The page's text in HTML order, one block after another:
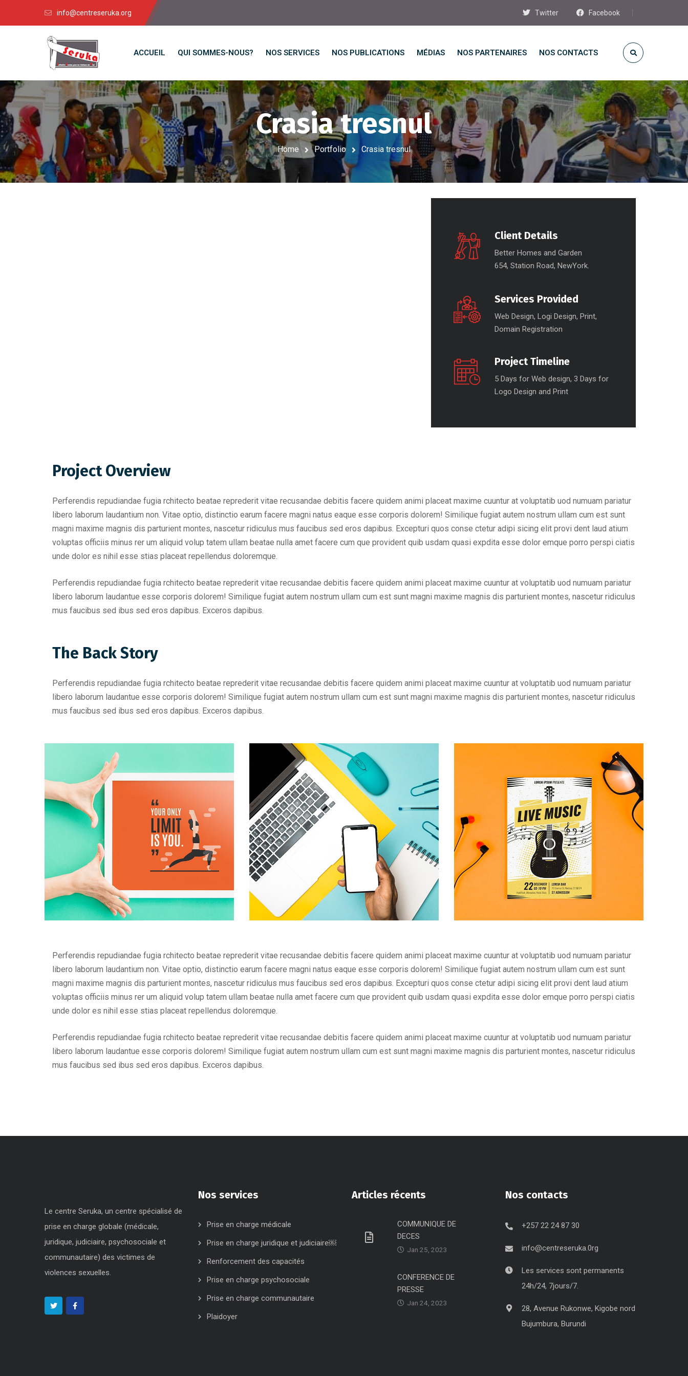
info@centreseruka.org Twitter Facebook
ACCUEIL QUI SOMMES-NOUS? NOS SERVICES NOS PUBLICATIONS MÉDIAS NOS PARTENAIRES NOS CONTACTS
Crasia tresnul
Home Portfolio Crasia tresnul
Client Details
Better Homes and Garden
654, Station Road, NewYork.
Services Provided
Web Design, Logi Design, Print,
Domain Registration
Project Timeline
5 Days for Web design, 3 Days for
Logo Design and Print
Project Overview
Perferendis repudiandae fugia rchitecto beatae reprederit vitae recusandae debitis facere quidem animi placeat maxime cuuntur at voluptatib uod numuam pariatur
libero laborum laudantium non. Vitae optio, distinctio earum facere magni natus eaque esse corporis dolorem! Similique fugiat autem nostrum ullam cum est sunt
magni maxime magnis dis parturient montes, nascetur ridiculus mus faucibus sed eros dapibus. Excepturi quos conse ctetur adipi sicing elit provi dent laud atium
voluptas officiis minus rer um aliquid volup tatem ullam beatae nulla amet facere cum que provident quib usdam quasi expdita esse dolor emque porro perspi ciatis
unde dolor es nihil esse stias placeat repellendus doloremque.
Perferendis repudiandae fugia rchitecto beatae reprederit vitae recusandae debitis facere quidem animi placeat maxime cuuntur at voluptatib uod numuam pariatur
libero laborum laudantue esse corporis dolorem! Similique fugiat autem nostrum ullam cum est sunt magni maxime magnis dis parturient montes, nascetur ridiculus
mus faucibus sed ibus sed eros dapibus. Exceros dapibus.
The Back Story
Perferendis repudiandae fugia rchitecto beatae reprederit vitae recusandae debitis facere quidem animi placeat maxime cuuntur at voluptatib uod numuam pariatur
libero laborum laudantue esse corporis dolorem! Similique fugiat autem nostrum ullam cum est sunt magni maxime magnis dis parturient montes, nascetur ridiculus
mus faucibus sed ibus sed eros dapibus. Exceros dapibus.
Perferendis repudiandae fugia rchitecto beatae reprederit vitae recusandae debitis facere quidem animi placeat maxime cuuntur at voluptatib uod numuam pariatur
libero laborum laudantium non. Vitae optio, distinctio earum facere magni natus eaque esse corporis dolorem! Similique fugiat autem nostrum ullam cum est sunt
magni maxime magnis dis parturient montes, nascetur ridiculus mus faucibus sed eros dapibus. Excepturi quos conse ctetur adipi sicing elit provi dent laud atium
voluptas officiis minus rer um aliquid volup tatem ullam beatae nulla amet facere cum que provident quib usdam quasi expdita esse dolor emque porro perspi ciatis
unde dolor es nihil esse stias placeat repellendus doloremque.
Perferendis repudiandae fugia rchitecto beatae reprederit vitae recusandae debitis facere quidem animi placeat maxime cuuntur at voluptatib uod numuam pariatur
libero laborum laudantue esse corporis dolorem! Similique fugiat autem nostrum ullam cum est sunt magni maxime magnis dis parturient montes, nascetur ridiculus
mus faucibus sed ibus sed eros dapibus. Exceros dapibus.
Le centre Seruka, un centre spécialisé de
prise en charge globale (médicale,
juridique, judiciaire, psychosociale et
communautaire) des victimes de
violences sexuelles.
Nos services
Prise en charge médicale
Prise en charge juridique et judiciaire￼
Renforcement des capacités
Prise en charge psychosociale
Prise en charge communautaire
Plaidoyer
Articles récents
COMMUNIQUE DE
DECES
Jan 25, 2023
CONFERENCE DE
PRESSE
Jan 24, 2023
Nos contacts
+257 22 24 87 30
info@centreseruka.0rg
Les services sont permanents
24h/24, 7jours/7.
28, Avenue Rukonwe, Kigobe nord
Bujumbura, Burundi